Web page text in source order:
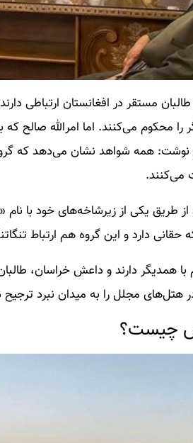
مستقر در افغانستان ارتباطی
را محکوم می‌کنند. اما امرالله صالح
نوشت: همه شواهد نشان می‌دهد که
می‌کنند.
طریق یکی از زیرشاخه‌های خود با نام
دارد و این گروه هم ارتباط
با همدیگر دارند و داعش خراسان،
هتل‌های مجلل را به میدان نبرد
چیست؟